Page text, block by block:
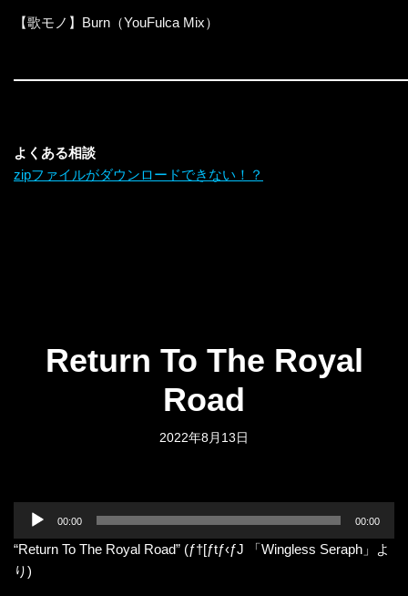
【歌モノ】Burn（YouFulca Mix）
よくある相談
zipファイルがダウンロードできない！？
Return To The Royal
Road
2022年8月13日
プ
レ
00:00 00:00
“Return To The Royal Road” (ƒ†[ƒtƒ‹ƒJ 「Wingless Seraph」よ
り)